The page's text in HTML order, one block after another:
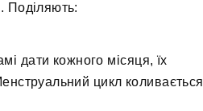
Поділяють:
дати кожного місяця, їх
цикл коливається